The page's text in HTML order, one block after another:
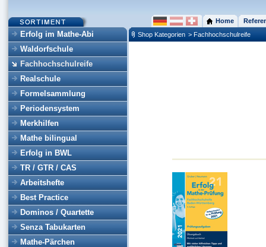
Erfolg im Mathe-Abi
Waldorfschule
Fachhochschulreife
Realschule
Formelsammlung
Periodensystem
Merkhilfen
Mathe bilingual
Erfolg in BWL
TR / GTR / CAS
Arbeitshefte
Best Practice
Dominos / Quartette
Senza Tabukarten
Mathe-Pärchen
Home
Shop Kategorien > Fachhochschulreife